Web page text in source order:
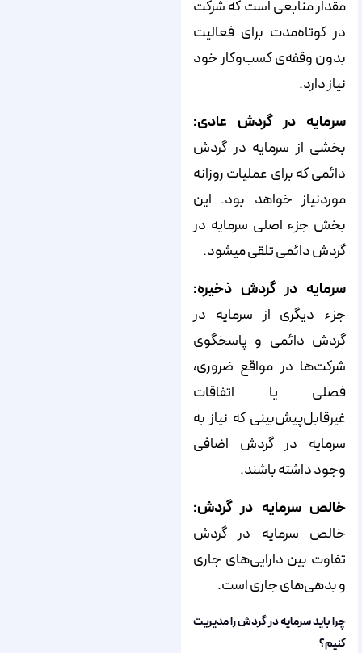
مقدار منابعی است که شرکت
در کوتاه‌مدت برای فعالیت
بدون وقفه‌­ی کسب‌وکار خود
نیاز دارد.
سرمایه در گردش عادی:
بخشی از سرمایه در گردش
دائمی که برای عملیات روزانه
موردنیاز خواهد بود. این
بخش جزء اصلی سرمایه در
گردش دائمی تلقی می­شود.
سرمایه در گردش ذخیره:
جزء دیگری از سرمایه در
گردش دائمی و پاسخگوی
شرکت‌ها در مواقع ضروری،
فصلی یا اتفاقات
غیرقابل‌پیش‌بینی که نیاز به
سرمایه در گردش اضافی
وجود داشته باشند.
خالص سرمایه در گردش:
خالص سرمایه در گردش
تفاوت بین دارایی‌های جاری
و بدهی‌های جاری است.
چرا باید سرمایه در گردش را مدیریت
کنیم؟